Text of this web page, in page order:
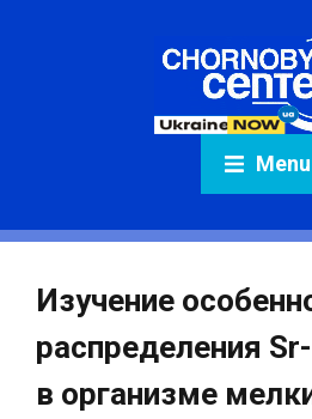
Menu
Изучение
распределения
в организме